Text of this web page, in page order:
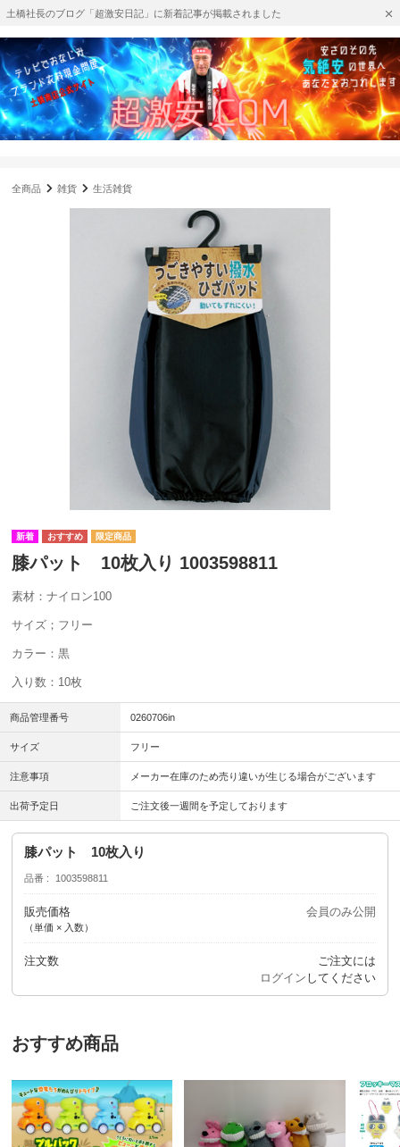
土橋社長のブログ「超激安日記」に新着記事が掲載されました
全商品 雑貨 生活雑貨
膝パット 10枚入り 1003598811
素材：ナイロン100
サイズ；フリー
カラー：黒
入り数：10枚
商品管理番号 0260706in
サイズ フリー
注意事項 メーカー在庫のため売り違いが生じる場合がございます
出荷予定日 ご注文後一週間を予定しております
膝パット 10枚入り
品番 1003598811
販売価格
（単価 × 入数）
会員のみ公開
注文数
ご注文には
ログイン してください
おすすめ商品